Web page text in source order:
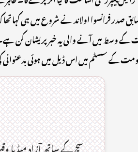
فرانسوا اولاند نے شروع میں ہی کہا
کے وسط میں آنے والی یہ خبر پریشان کن
کے سسٹم میں اس ڈیل میں ہوئی
سچ کے ساتھ آزاد